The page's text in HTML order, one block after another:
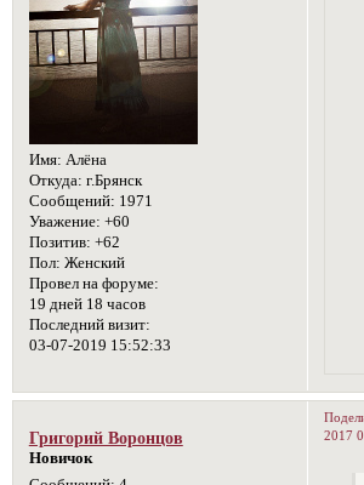
Имя: Алёна
Откуда: г.Брянск
Сообщений: 1971
Уважение: +60
Позитив: +62
Пол: Женский
Провел на форуме:
19 дней 18 часов
Последний визит:
03-07-2019 15:52:33
2017
Григорий Воронцов
Новичок